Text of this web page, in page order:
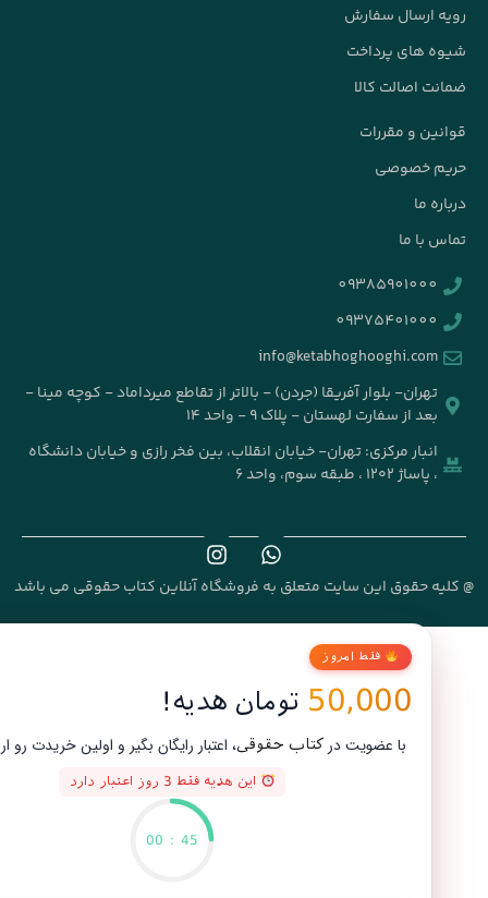
ارسال سفارش
های پرداخت
اصالت کالا
و مقررات
خصوصی
ما
با ما
09385901000
09375401000
info@ketabhoghooghi.com
تهران- بلوار آفریقا (جردن) - بالاتر از تقاطع میرداماد - کوچه مینا -
بعد از سفارت لهستان - پلاک ۹ - واحد ۱۴
انبار مرکزی: تهران- خیابان انقلاب، بین فخر رازی و خیابان دانشگاه
، پاساژ ۱۲۰۲ ، طبقه سوم، واحد ۶
حقوق این سایت متعلق به فروشگاه آنلاین کتاب حقوقی می باشد
فقط امروز
50,000تومان هدیه!
با عضویت درکتاب حقوقی ، اعتبار رایگان بگیر و اولین خریدت رو ارزون‌تر
این هدیه فقط 3 روز اعتبار دارد
:
00